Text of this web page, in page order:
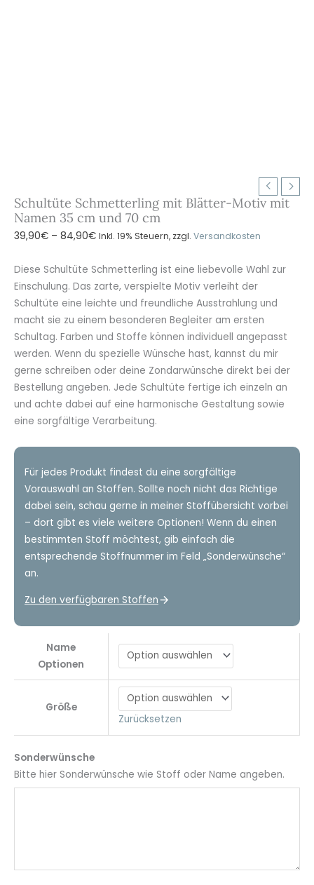
Schultüte Schmetterling mit Blätter-Motiv mit
Namen 35 cm und 70 cm
39,90€ – 84,90€Preisspanne:
bis
84,90€
Inkl. 19% Steuern, zzgl. Versandkosten
Diese Schultüte Schmetterling ist eine liebevolle Wahl zur
Einschulung. Das zarte, verspielte Motiv verleiht der
Schultüte eine leichte und freundliche Ausstrahlung und
macht sie zu einem besonderen Begleiter am ersten
Schultag. Farben und Stoffe können individuell angepasst
werden. Wenn du spezielle Wünsche hast, kannst du mir
gerne schreiben oder deine Zondarwünsche direkt bei der
Bestellung angeben. Jede Schultüte fertige ich einzeln an
und achte dabei auf eine harmonische Gestaltung sowie
eine sorgfältige Verarbeitung.
Für jedes Produkt findest du eine sorgfältige
Vorauswahl an Stoffen. Sollte noch nicht das Richtige
dabei sein, schau gerne in meiner Stoffübersicht vorbei
– dort gibt es viele weitere Optionen! Wenn du einen
bestimmten Stoff möchtest, gib einfach die
entsprechende Stoffnummer im Feld „Sonderwünsche“
an.
Zu den verfügbaren Stoffen
Name
Optionen
Größe
Zurücksetzen
Sonderwünsche
Bitte hier Sonderwünsche wie Stoff oder Name angeben.